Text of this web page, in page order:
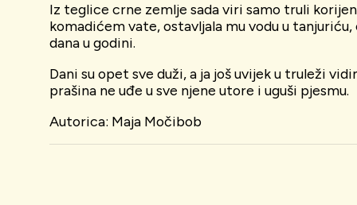
Iz teglice crne zemlje sada viri samo truli
komadićem vate, ostavljala mu vodu u
dana u godini.
Dani su opet sve duži, a ja još uvijek u truleži
prašina ne uđe u sve njene utore i uguši pjesmu.
Autorica: Maja Močibob